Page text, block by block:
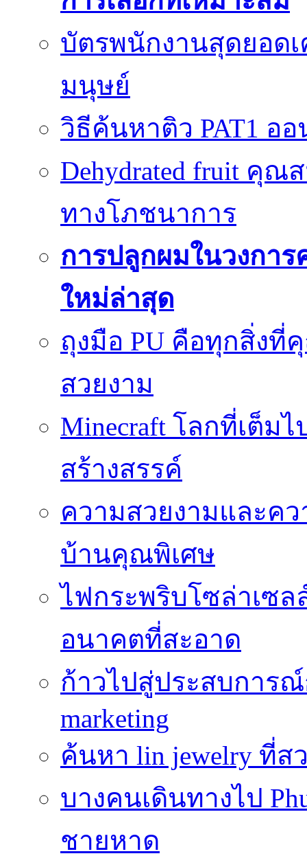
บัตรพนักงานสุดยอด
มนุษย์
วิธีค้นหาติว PAT1 อ
Dehydrated fruit คุ
ทางโภชนาการ
การปลูกผมในวงกา
ใหม่ล่าสุด
ถุงมือ PU คือทุกสิ่งที่
สวยงาม
Minecraft โลกที่เต็ม
สร้างสรรค์
ความสวยงามและค
บ้านคุณพิเศษ
ไฟกระพริบโซล่าเซ
อนาคตที่สะอาด
ก้าวไปสู่ประสบการ
marketing
ค้นหา lin jewelry ที่
บางคนเดินทางไป
ชายหาด